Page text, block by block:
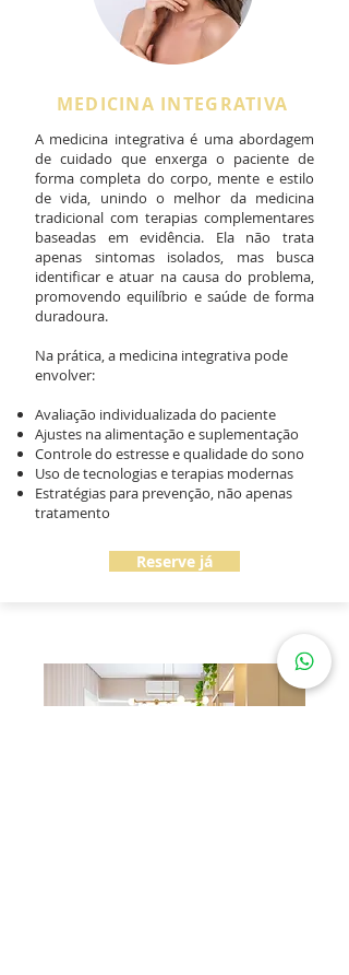
MEDICINA INTEGRATIVA
A medicina integrativa é uma abordagem
de cuidado que enxerga o paciente de
forma completa do corpo, mente e estilo
de vida, unindo o melhor da medicina
tradicional com terapias complementares
baseadas em evidência. Ela não trata
apenas sintomas isolados, mas busca
identificar e atuar na causa do problema,
promovendo equilíbrio e saúde de forma
duradoura.
Na prática, a medicina integrativa pode
envolver:
Avaliação individualizada do paciente
Ajustes na alimentação e suplementação
Controle do estresse e qualidade do sono
Uso de tecnologias e terapias modernas
Estratégias para prevenção, não apenas
tratamento
Reserve já